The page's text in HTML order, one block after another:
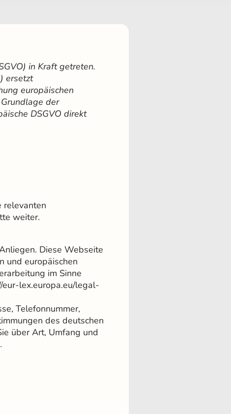
in Kraft getreten.
ersetzt
europäischen
der
DSGVO direkt
relevanten
weiter.
Diese Webseite
und europäischen
im Sinne
lex.europa.eu/legal-
Telefonnummer,
des deutschen
über Art, Umfang und